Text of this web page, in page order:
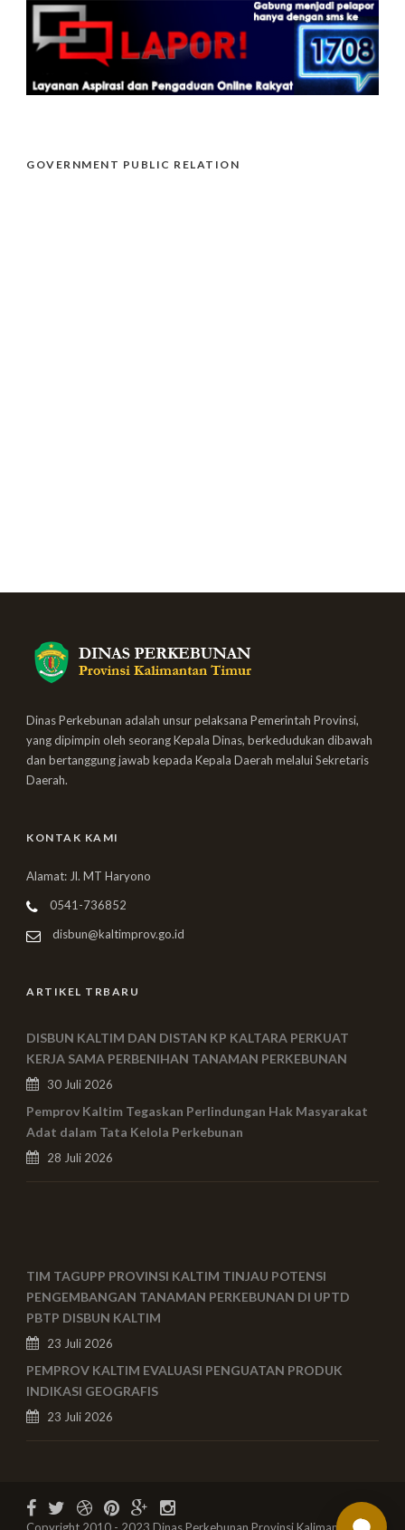
GOVERNMENT PUBLIC RELATION
Dinas Perkebunan adalah unsur pelaksana Pemerintah Provinsi,
yang dipimpin oleh seorang Kepala Dinas, berkedudukan dibawah
dan bertanggung jawab kepada Kepala Daerah melalui Sekretaris
Daerah.
KONTAK KAMI
Alamat: Jl. MT Haryono
0541-736852
disbun@kaltimprov.go.id
ARTIKEL TRBARU
DISBUN KALTIM DAN DISTAN KP KALTARA PERKUAT
KERJA SAMA PERBENIHAN TANAMAN PERKEBUNAN
30 Juli 2026
Pemprov Kaltim Tegaskan Perlindungan Hak Masyarakat
Adat dalam Tata Kelola Perkebunan
28 Juli 2026
TIM TAGUPP PROVINSI KALTIM TINJAU POTENSI
PENGEMBANGAN TANAMAN PERKEBUNAN DI UPTD
PBTP DISBUN KALTIM
23 Juli 2026
PEMPROV KALTIM EVALUASI PENGUATAN PRODUK
INDIKASI GEOGRAFIS
23 Juli 2026
Copyright 2010 - 2023 Dinas Perkebunan Provinsi Kalimantan